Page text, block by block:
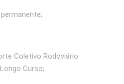
Coletivo Rodoviário
Curso;